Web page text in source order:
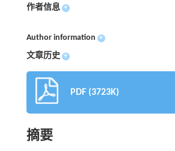
作者信息 +
Author information +
文章历史 +
PDF (3723K)
摘要